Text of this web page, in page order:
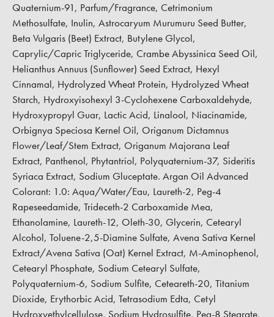
Quaternium-91, Parfum/Fragrance, Cetrimonium
Methosulfate, Inulin, Astrocaryum Murumuru Seed Butter,
Beta Vulgaris (Beet) Extract, Butylene Glycol,
Caprylic/Capric Triglyceride, Crambe Abyssinica Seed Oil,
Helianthus Annuus (Sunflower) Seed Extract, Hexyl
Cinnamal, Hydrolyzed Wheat Protein, Hydrolyzed Wheat
Starch, Hydroxyisohexyl 3-Cyclohexene Carboxaldehyde,
Hydroxypropyl Guar, Lactic Acid, Linalool, Niacinamide,
Orbignya Speciosa Kernel Oil, Origanum Dictamnus
Flower/Leaf/Stem Extract, Origanum Majorana Leaf
Extract, Panthenol, Phytantriol, Polyquaternium-37, Sideritis
Syriaca Extract, Sodium Gluceptate. Argan Oil Advanced
Colorant: 1.0: Aqua/Water/Eau, Laureth-2, Peg-4
Rapeseedamide, Trideceth-2 Carboxamide Mea,
Ethanolamine, Laureth-12, Oleth-30, Glycerin, Cetearyl
Alcohol, Toluene-2,5-Diamine Sulfate, Avena Sativa Kernel
Extract/Avena Sativa (Oat) Kernel Extract, M-Aminophenol,
Cetearyl Phosphate, Sodium Cetearyl Sulfate,
Polyquaternium-6, Sodium Sulfite, Ceteareth-20, Titanium
Dioxide, Erythorbic Acid, Tetrasodium Edta, Cetyl
Hydroxyethylcellulose, Sodium Hydrosulfite, Peg-8 Stearate,